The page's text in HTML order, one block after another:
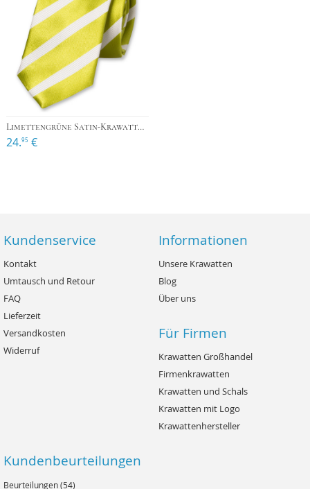
Limettengrüne Satin-Krawatte - weiße Streifen
24.95 €
Kundenservice
Kontakt
Umtausch und Retour
FAQ
Lieferzeit
Versandkosten
Widerruf
Informationen
Unsere Krawatten
Blog
Über uns
Für Firmen
Krawatten Großhandel
Firmenkrawatten
Krawatten und Schals
Krawatten mit Logo
Krawattenhersteller
Kundenbeurteilungen
Beurteilungen (54)